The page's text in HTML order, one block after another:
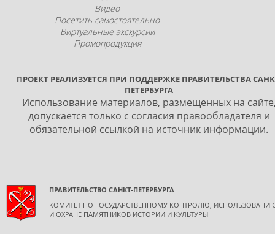
Видео
Посетить самостоятельно
Виртуальные экскурсии
Промопродукция
ПРОЕКТ РЕАЛИЗУЕТСЯ ПРИ ПОДДЕРЖКЕ ПРАВИТЕЛЬСТВА
ПЕТЕРБУРГА
Использование материалов, размещенных на
допускается только с согласия правообладателя и
обязательной ссылкой на источник информации.
ПРАВИТЕЛЬСТВО САНКТ-ПЕТЕРБУРГА
КОМИТЕТ ПО ГОСУДАРСТВЕННОМУ КОНТРОЛЮ,
И ОХРАНЕ ПАМЯТНИКОВ ИСТОРИИ И КУЛЬТУРЫ